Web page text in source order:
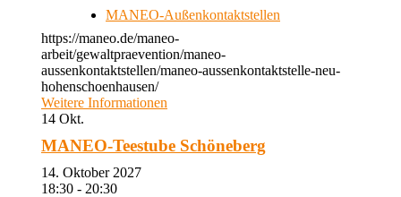
MANEO-Außenkontaktstellen
https://maneo.de/maneo-
arbeit/gewaltpraevention/maneo-
aussenkontaktstellen/maneo-aussenkontaktstelle-neu-
hohenschoenhausen/
Weitere Informationen
14 Okt.
MANEO-Teestube Schöneberg
14. Oktober 2027
18:30 - 20:30